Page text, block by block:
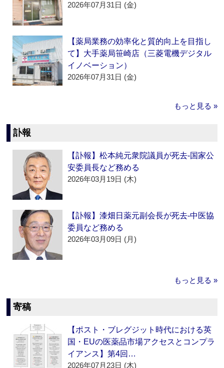
2026年07月31日 (金)
【薬局業務の効率化と質的向上を目指し
て】大手薬局笹崎店（三菱電機デジタル
イノベーション）
2026年07月31日 (金)
もっと見る »
訃報
【訃報】松本純元衆院議員が死去‐国家公
安委員長など務める
2026年03月19日 (木)
【訃報】漆畑日薬元副会長が死去‐中医協
委員など務める
2026年03月09日 (月)
もっと見る »
寄稿
【ポスト・ブレグジット時代における英
国・EUの医薬品市場アクセスとコンプラ
イアンス】第4回…
2026年07月23日 (木)